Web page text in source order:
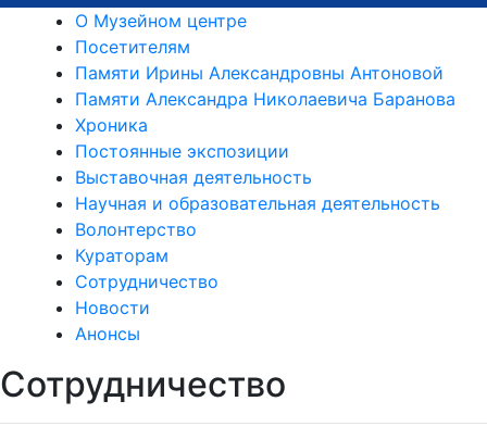
О Музейном центре
Посетителям
Памяти Ирины Александровны Антоновой
Памяти Александра Николаевича Баранова
Хроника
Постоянные экспозиции
Выставочная деятельность
Научная и образовательная деятельность
Волонтерство
Кураторам
Сотрудничество
Новости
Анонсы
Сотрудничество